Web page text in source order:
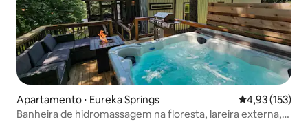
Apartamento ⋅ Eureka Springs 4,93 de uma
4,93 (153)
Banheira de hidromassagem na floresta, lareira externa,